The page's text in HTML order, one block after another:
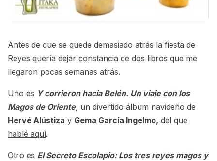
Antes de que se quede demasiado atrás la fiesta de
Reyes quería dejar constancia de dos libros que me
llegaron pocas semanas atrás.
Uno es Y corrieron hacia Belén. Un viaje con los
Magos de Oriente, un divertido álbum navideño de
Hervé Alústiza y Gema García Ingelmo, del que
hablé aquí.
Otro es El Secreto Escolapio: Los tres reyes magos y